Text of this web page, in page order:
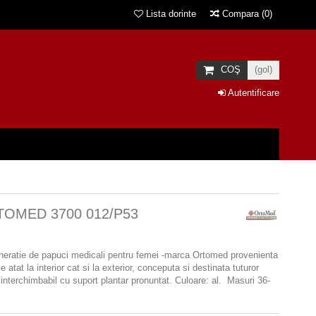
Compara (0)
Lista dorinte
COŞ (gol)
Autentificare
3700 012/P53
de papuci medicali pentru femei -marca Ortomed provenienta
atat la interior cat si la exterior, conceputa si destinata tuturor
cu suport plantar pronuntat. Culoare: al. Masuri 36-